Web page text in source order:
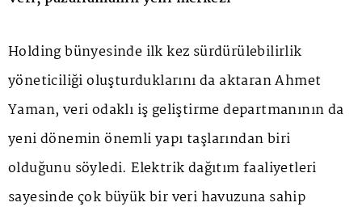
Holding bünyesinde ilk kez sürdürülebilirlik
yöneticiliği oluşturduklarını da aktaran Ahmet
Yaman, veri odaklı iş geliştirme departmanının da
yeni dönemin önemli yapı taşlarından biri
olduğunu söyledi. Elektrik dağıtım faaliyetleri
sayesinde çok büyük bir veri havuzuna sahip